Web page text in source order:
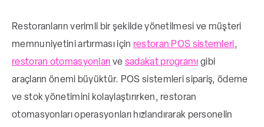
Restoranların verimli bir şekilde yönetilmesi ve müşteri
memnuniyetini artırması için restoran POS sistemleri,
restoran otomasyonları ve sadakat programı gibi
araçların önemi büyüktür. POS sistemleri sipariş, ödeme
ve stok yönetimini kolaylaştırırken, restoran
otomasyonları operasyonları hızlandırarak personelin